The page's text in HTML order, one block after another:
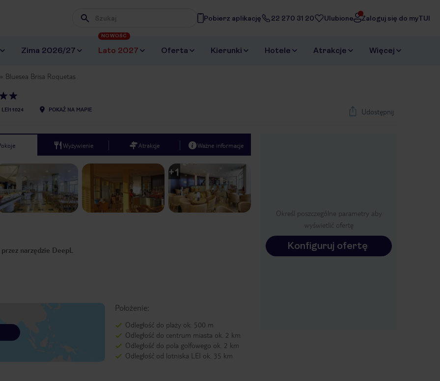
Wpisz frazę, której szukasz
Pobierz aplikację 22 270 31 20 Ulubione Zaloguj się do myTUI
Zima 2026/27 Lato 2027
NOWOŚĆ
Oferta Kierunki Hotele Atrakcje Więcej
Bluesea Brisa Roquetas
LEI11024 POKAŻ NA MAPIE Udostępnij
Określ poszczególne parametry aby
wyświetlić ofertę
Konfiguruj ofertę
Wyżywienie Atrakcje Ważne informacje
Next slide
1/7
+1
narzędzie DeepL
Położenie:
Odległość do plaży ok. 500 m
Odległość do centrum miasta ok. 2 km
Odległość do pola golfowego ok. 2 km
Odległość od lotniska LEI ok. 35 km